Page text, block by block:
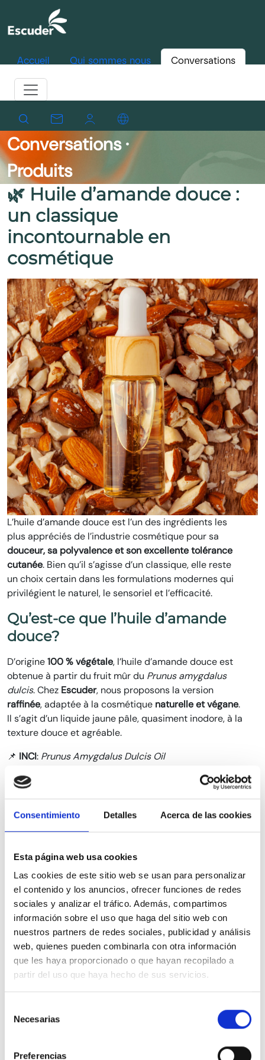
Consentimiento Detalles Acerca de las cookies
Esta página web usa cookies
Las cookies de este sitio web se usan para personalizar
el contenido y los anuncios, ofrecer funciones de redes
sociales y analizar el tráfico. Además, compartimos
información sobre el uso que haga del sitio web con
nuestros partners de redes sociales, publicidad y análisis
web, quienes pueden combinarla con otra información
que les haya proporcionado o que hayan recopilado a
partir del uso que haya hecho de sus servicios.
Necesarias
Preferencias
Accueil Qui sommes nous Conversations
Conversations ·
Produits
🌿 Huile d’amande douce :
un classique
incontournable en
cosmétique
L’huile d’amande douce est l’un des ingrédients les
plus appréciés de l’industrie cosmétique pour sa
douceur, sa polyvalence et son excellente tolérance
cutanée. Bien qu’il s’agisse d’un classique, elle reste
un choix certain dans les formulations modernes qui
privilégient le naturel, le sensoriel et l’efficacité.
Qu’est-ce que l’huile d’amande
douce?
D’origine100 % végétale, l’huile d’amande douce est
obtenue à partir du fruit mûr du Prunus amygdalus
dulcis. Chez Escuder, nous proposons la version
raffinée, adaptée à la cosmétique naturelle et végane.
Il s’agit d’un liquide jaune pâle, quasiment inodore, à la
texture douce et agréable.
📌 INCI: Prunus Amygdalus Dulcis Oil
📌Certification naturelle (ISO 16128)
📌Convient aux: Végétariens et végans
📌Ne contient pas des:allergènes, OGM, substances
Propiétés cosmétiques
principales
L’huile d’amande douce agit principalement comme
émollient , mais ses bienfaits vont bien au-delà :
Hydrate et adoucit les peaux sèches ou sensibles
Protège la barrière cutanée
Redonne de l’élasticité et améliore l’aspect
des vergetures
Nourrit les cils, les ongles et les cheveux
légères
Idéale comme huile de massage ou démaquillant